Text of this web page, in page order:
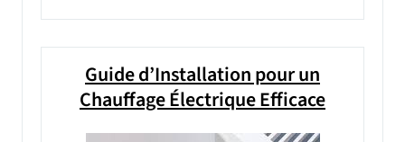
Guide d’Installation pour un
Chauffage Électrique Efficace